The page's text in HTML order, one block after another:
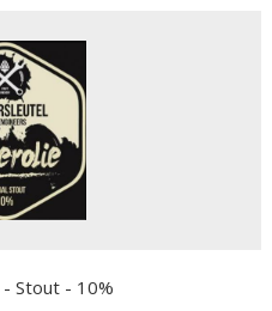
- Stout - 10%